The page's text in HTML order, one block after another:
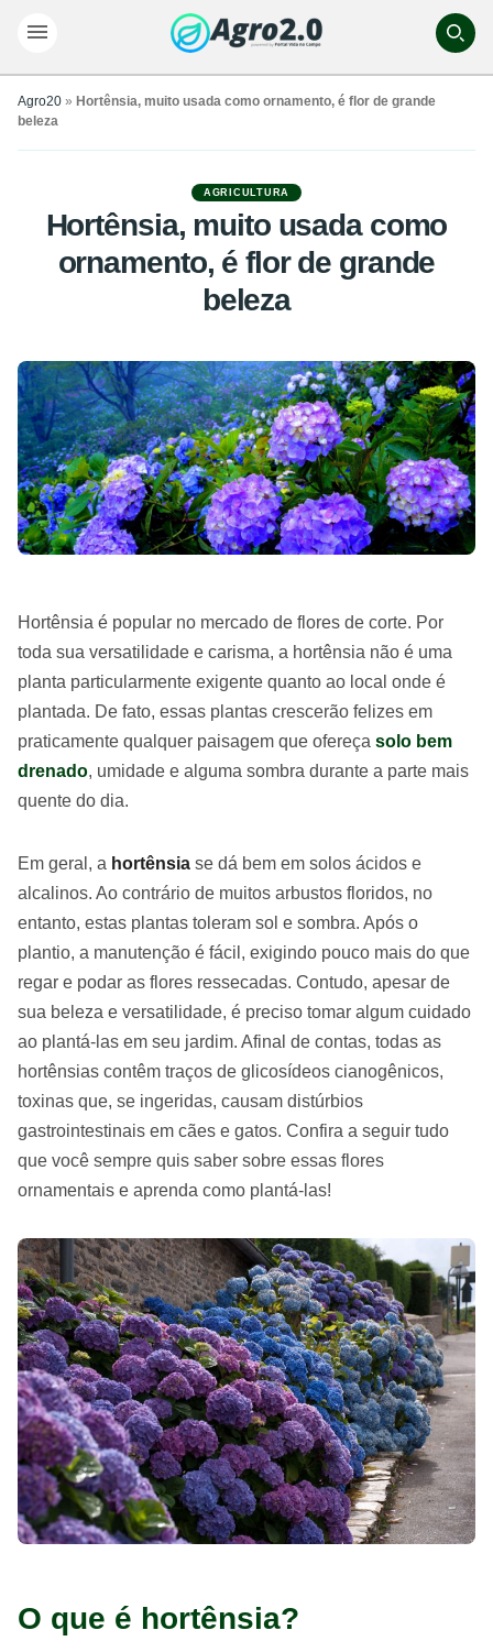
Agro20 » Hortênsia, muito usada como ornamento, é flor de grande
beleza
AGRICULTURA
Hortênsia, muito usada como
ornamento, é flor de grande
beleza
Hortênsia é popular no mercado de flores de corte. Por
toda sua versatilidade e carisma, a hortênsia não é uma
planta particularmente exigente quanto ao local onde é
plantada. De fato, essas plantas crescerão felizes em
praticamente qualquer paisagem que ofereça solo bem
drenado, umidade e alguma sombra durante a parte mais
quente do dia.
Em geral, a hortênsia se dá bem em solos ácidos e
alcalinos. Ao contrário de muitos arbustos floridos, no
entanto, estas plantas toleram sol e sombra. Após o
plantio, a manutenção é fácil, exigindo pouco mais do que
regar e podar as flores ressecadas. Contudo, apesar de
sua beleza e versatilidade, é preciso tomar algum cuidado
ao plantá-las em seu jardim. Afinal de contas, todas as
hortênsias contêm traços de glicosídeos cianogênicos,
toxinas que, se ingeridas, causam distúrbios
gastrointestinais em cães e gatos. Confira a seguir tudo
que você sempre quis saber sobre essas flores
ornamentais e aprenda como plantá-las!
O que é hortênsia?